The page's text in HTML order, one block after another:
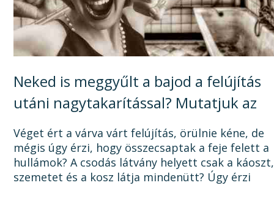
Neked is meggyűlt a bajod a felújítás
utáni nagytakarítással? Mutatjuk az
okát, és a megoldást!
Véget ért a várva várt felújítás, örülnie kéne, de
mégis úgy érzi, hogy összecsaptak a feje felett a
hullámok? A csodás látvány helyett csak a káoszt,
szemetet és a kosz látja mindenütt? Úgy érzi